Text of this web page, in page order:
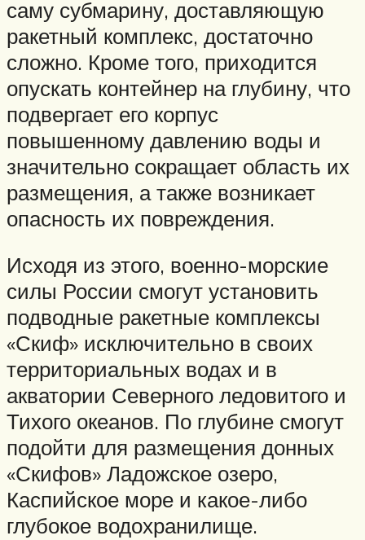
саму субмарину, доставляющую
ракетный комплекс, достаточно
сложно. Кроме того, приходится
опускать контейнер на глубину, что
подвергает его корпус
повышенному давлению воды и
значительно сокращает область их
размещения, а также возникает
опасность их повреждения.
Исходя из этого, военно-морские
силы России смогут установить
подводные ракетные комплексы
«Скиф» исключительно в своих
территориальных водах и в
акватории Северного ледовитого и
Тихого океанов. По глубине смогут
подойти для размещения донных
«Скифов» Ладожское озеро,
Каспийское море и какое-либо
глубокое водохранилище.